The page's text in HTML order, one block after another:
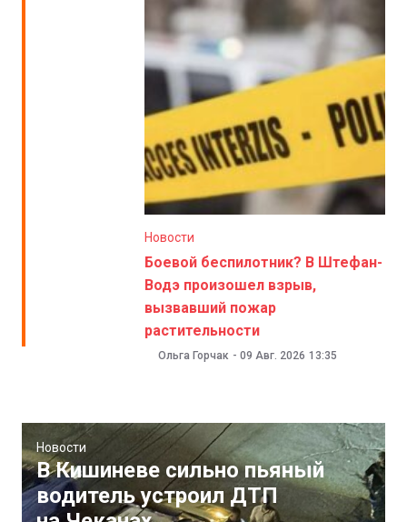
Новости
Боевой беспилотник? В Штефан-
Водэ произошел взрыв,
вызвавший пожар
растительности
Ольга Горчак - 09 Авг. 2026 13:35
Новости
В Кишиневе сильно пьяный
водитель устроил ДТП